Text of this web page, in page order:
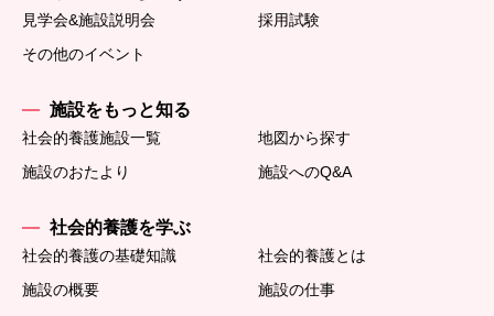
見学会&施設説明会
採用試験
その他のイベント
施設をもっと知る
社会的養護施設一覧
地図から探す
施設のおたより
施設へのQ&A
社会的養護を学ぶ
社会的養護の基礎知識
社会的養護とは
施設の概要
施設の仕事